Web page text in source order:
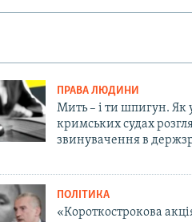
ПРАВА ЛЮДИНИ
Мить – і ти шпигун. Як
кримських судах
звинувачення в
ПОЛІТИКА
«Короткострокова